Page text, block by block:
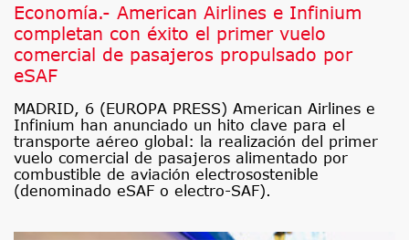
Economía.- American Airlines e Infinium
completan con éxito el primer vuelo
comercial de pasajeros propulsado por
eSAF
MADRID, 6 (EUROPA PRESS) American Airlines e
Infinium han anunciado un hito clave para el
transporte aéreo global: la realización del primer
vuelo comercial de pasajeros alimentado por
combustible de aviación electrosostenible
(denominado eSAF o electro-SAF).